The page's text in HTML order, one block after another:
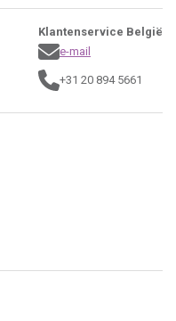
Klantenservice België
e-mail
+31 20 894 5661